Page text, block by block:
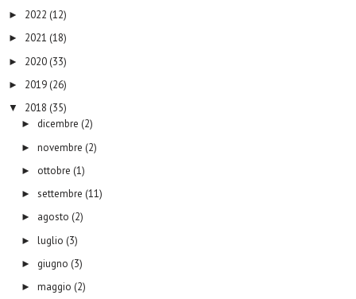
► 2022 (12)
► 2021 (18)
► 2020 (33)
► 2019 (26)
▼ 2018 (35)
► dicembre (2)
► novembre (2)
► ottobre (1)
► settembre (11)
► agosto (2)
► luglio (3)
► giugno (3)
► maggio (2)